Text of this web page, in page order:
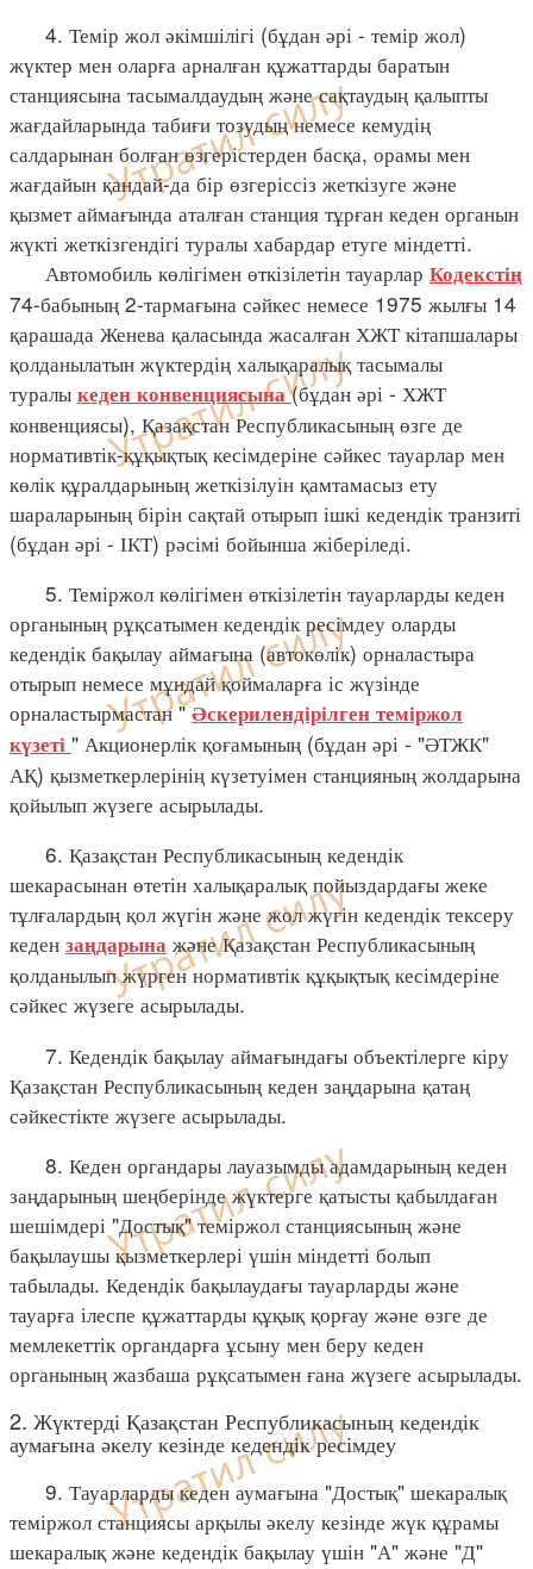
4. Темір жол әкімшілігі (бұдан әрі - темір жол)
жүктер мен оларға арналған құжаттарды баратын
станциясына тасымалдаудың және сақтаудың қалыпты
жағдайларында табиғи тозудың немесе кемудің
салдарынан болған өзгерістерден басқа, орамы мен
жағдайын қандай-да бір өзгеріссіз жеткізуге және
қызмет аймағында аталған станция тұрған кеден органын
жүкті жеткізгендігі туралы хабардар етуге міндетті.
Автомобиль көлігімен өткізілетін тауарлар Кодекстің
74-бабының 2-тармағына сәйкес немесе 1975 жылғы 14
қарашада Женева қаласында жасалған ХЖТ кітапшалары
қолданылатын жүктердің халықаралық тасымалы
туралы кеден конвенциясына(бұдан әрі - ХЖТ
конвенциясы), Қазақстан Республикасының өзге де
нормативтік-құқықтық кесімдеріне сәйкес тауарлар мен
көлік құралдарының жеткізілуін қамтамасыз ету
шараларының бірін сақтай отырып ішкі кедендік транзиті
(бұдан әрі - ІКТ) рәсімі бойынша жіберіледі.
5. Теміржол көлігімен өткізілетін тауарларды кеден
органының рұқсатымен кедендік ресімдеу оларды
кедендік бақылау аймағына (автокөлік) орналастыра
отырып немесе мұндай қоймаларға іс жүзінде
орналастырмастан "Әскерилендірілген теміржол
күзеті " Акционерлік қоғамының (бұдан әрі - "ӘТЖК"
АҚ) қызметкерлерінің күзетуімен станцияның жолдарына
қойылып жүзеге асырылады.
6. Қазақстан Республикасының кедендік
шекарасынан өтетін халықаралық пойыздардағы жеке
тұлғалардың қол жүгін және жол жүгін кедендік тексеру
кеден заңдарына және Қазақстан Республикасының
қолданылып жүрген нормативтік құқықтық кесімдеріне
сәйкес жүзеге асырылады.
7. Кедендік бақылау аймағындағы объектілерге кіру
Қазақстан Республикасының кеден заңдарына қатаң
сәйкестікте жүзеге асырылады.
8. Кеден органдары лауазымды адамдарының кеден
заңдарының шеңберінде жүктерге қатысты қабылдаған
шешімдері "Достық" теміржол станциясының және
бақылаушы қызметкерлері үшін міндетті болып
табылады. Кедендік бақылаудағы тауарларды және
тауарға ілеспе құжаттарды құқық қорғау және өзге де
мемлекеттік органдарға ұсыну мен беру кеден
органының жазбаша рұқсатымен ғана жүзеге асырылады.
2. Жүктерді Қазақстан Республикасының кедендік
аумағына әкелу кезінде кедендік ресімдеу
9. Тауарларды кеден аумағына "Достық" шекаралық
теміржол станциясы арқылы әкелу кезінде жүк құрамы
шекаралық және кедендік бақылау үшін "А" және "Д"